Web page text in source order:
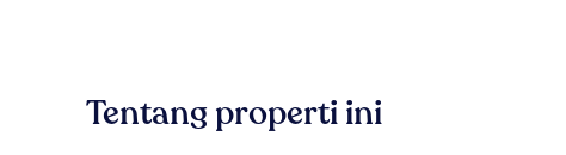
Tentang properti ini